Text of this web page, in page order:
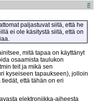
#
paljastuvat siitä, että he
ei ole käsitystä siitä, että on
mitä tapaa on käyttänyt
osaamista taulukon
teit ja mikä sen
kyseiseen tapaukseen), jolloin
että tähän on eri
elektroniikka-aiheesta